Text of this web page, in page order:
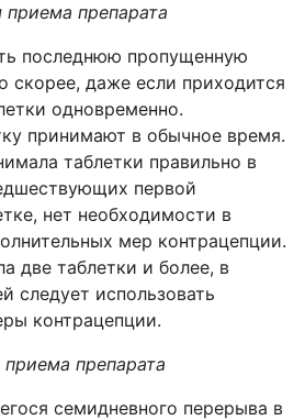
приема препарата
последнюю пропущенную
скорее, даже если приходится
одновременно.
принимают в обычное время.
таблетки правильно в
первой
нет необходимости в
мер контрацепции.
две таблетки и более, в
следует использовать
контрацепции.
приема препарата
семидневного перерыва в